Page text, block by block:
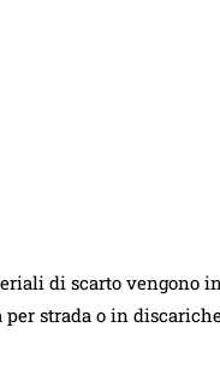
di scarto vengono
strada o in